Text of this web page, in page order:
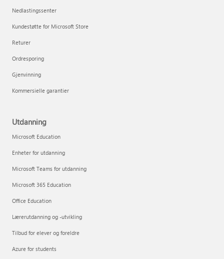
Nedlastingssenter
Kundestøtte for Microsoft Store
Returer
Ordresporing
Gjenvinning
Kommersielle garantier
Utdanning
Microsoft Education
Enheter for utdanning
Microsoft Teams for utdanning
Microsoft 365 Education
Office Education
Lærerutdanning og -utvikling
Tilbud for elever og foreldre
Azure for students